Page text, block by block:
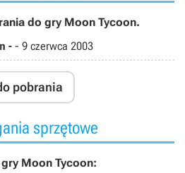
do gry Moon Tycoon.
- - 9 czerwca 2003
pobrania
sprzętowe
Moon Tycoon: